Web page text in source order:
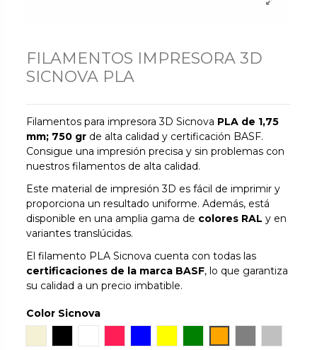
FILAMENTOS IMPRESORA 3D
SICNOVA PLA
Filamentos para impresora 3D Sicnova PLA de 1,75
mm; 750 gr de alta calidad y certificación BASF.
Consigue una impresión precisa y sin problemas con
nuestros filamentos de alta calidad.
Este material de impresión 3D es fácil de imprimir y
proporciona un resultado uniforme. Además, está
disponible en una amplia gama de colores RAL y en
variantes translúcidas.
El filamento PLA Sicnova cuenta con todas las
certificaciones de la marca BASF, lo que garantiza
su calidad a un precio imbatible.
Color Sicnova